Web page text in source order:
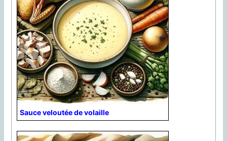
Sauce veloutée de volaille